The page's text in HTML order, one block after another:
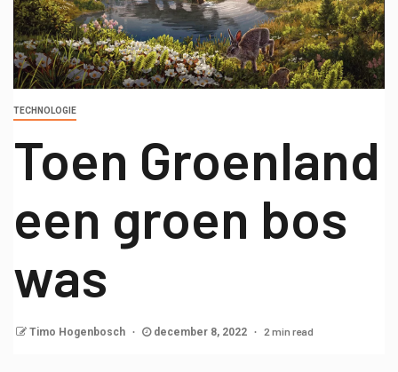
TECHNOLOGIE
Toen Groenland
een groen bos
was
Timo Hogenbosch december 8, 2022 2 min read